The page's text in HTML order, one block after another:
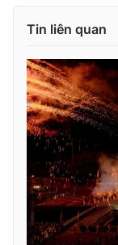
Tin liên quan